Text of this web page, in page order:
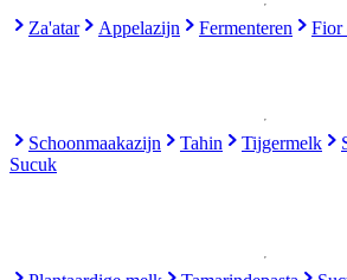
Za'atar Appelazijn Fermenteren Fior
Schoonmaakazijn Tahin Tijgermelk
Sucuk